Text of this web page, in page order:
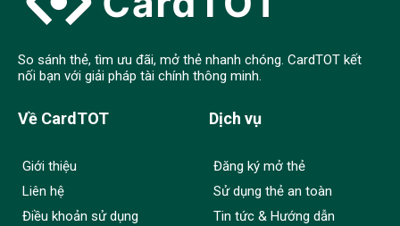
So sánh thẻ, tìm ưu đãi, mở thẻ nhanh chóng. CardTOT kết
nối bạn với giải pháp tài chính thông minh.
Về CardTOT
Giới thiệu
Liên hệ
Điều khoản sử dụng
Dịch vụ
Đăng ký mở thẻ
Sử dụng thẻ an toàn
Tin tức & Hướng dẫn